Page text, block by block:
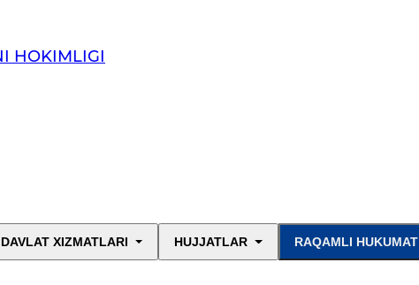
HOKIMLIGI
DAVLAT XIZMATLARI HUJJATLAR RAQAMLI HUKUMAT